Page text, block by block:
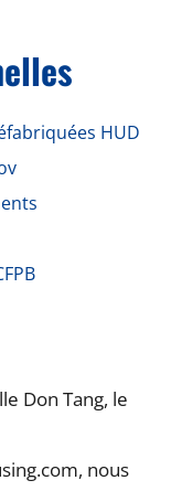
HUD
Don Tang, le
nous